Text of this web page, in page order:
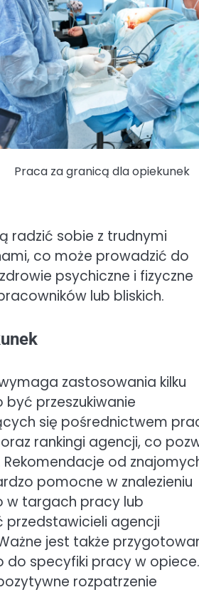
Praca za granicą dla opiekunek
radzić sobie z trudnymi
co może prowadzić do
psychiczne i fizyczne
lub bliskich.
zastosowania kilku
być przeszukiwanie
się pośrednictwem
rankingi agencji, co
od
pomocne w znalezieniu
w targach pracy lub
przedstawicieli agencji
jest także
specyfiki pracy w opiece.
rozpatrzenie